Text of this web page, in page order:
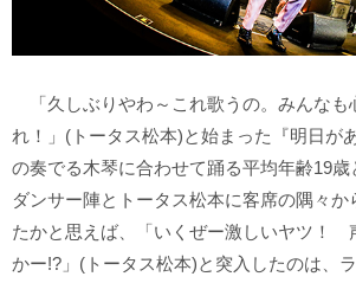
「久しぶりやわ～これ歌うの。みんなも
れ！」(トータス松本)と始まった『明日が
の奏でる木琴に合わせて踊る平均年齢19
ダンサー陣とトータス松本に客席の隅々か
たかと思えば、「いくぜー激しいヤツ！
かー!?」(トータス松本)と突入したのは、